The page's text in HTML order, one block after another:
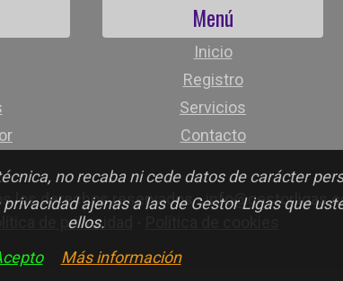
no recaba ni cede datos de carácter
ajenas a las de Gestor Ligas que
ellos.
Más información
Menú
Inicio
Registro
Servicios
Contacto
los derechos reservados -
de privacidad